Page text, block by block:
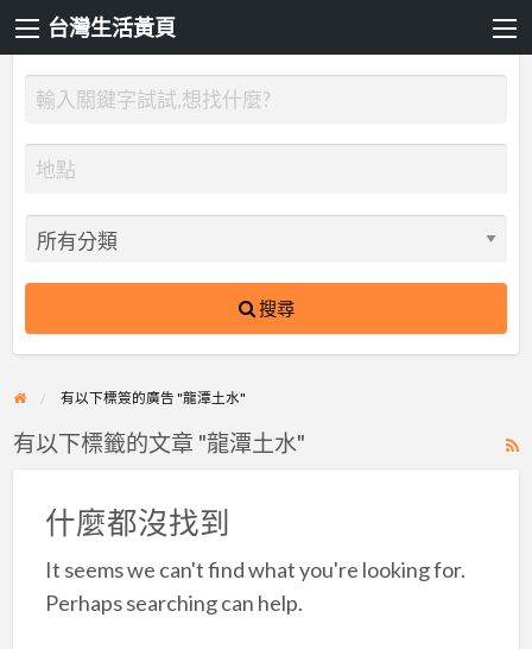
台灣生活黃頁
搜尋
有以下標簽的廣告 "龍潭土水"
有以下標籤的文章 "龍潭土水"
什麼都沒找到
It seems we can't find what you're looking for.
Perhaps searching can help.